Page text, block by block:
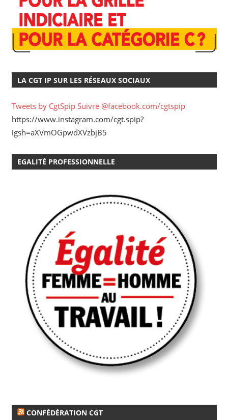
LA CGT IP SUR LES RÉSEAUX SOCIAUX
Tweets by CgtSpip Suivre @facebook.com/cgtspip
https://www.instagram.com/cgt.spip?
igsh=aXVmOGpwdXVzbjB5
EGALITÉ PROFESSIONNELLE
CONFÉDÉRATION CGT